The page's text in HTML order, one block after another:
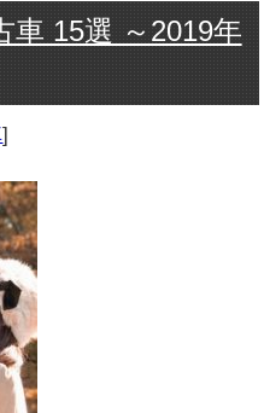
車 15選 ～2019年
]